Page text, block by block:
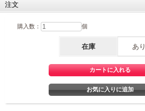
注文
購入数： 個
在庫 あり